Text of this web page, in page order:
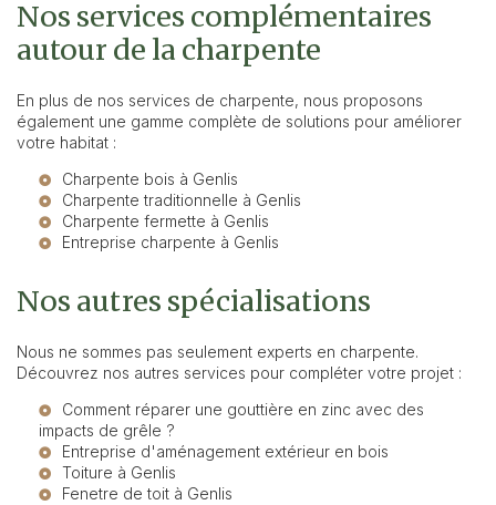
Nos services complémentaires
autour de la charpente
En plus de nos services de charpente, nous proposons
également une gamme complète de solutions pour améliorer
votre habitat :
Charpente bois à Genlis
Charpente traditionnelle à Genlis
Charpente fermette à Genlis
Entreprise charpente à Genlis
Nos autres spécialisations
Nous ne sommes pas seulement experts en charpente.
Découvrez nos autres services pour compléter votre projet :
Comment réparer une gouttière en zinc avec des
impacts de grêle ?
Entreprise d'aménagement extérieur en bois
Toiture à Genlis
Fenetre de toit à Genlis